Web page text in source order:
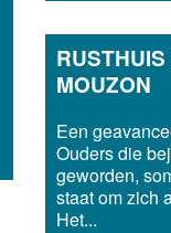
MOUZON
Een
Ouders die
geworden,
staat om zich
Het...